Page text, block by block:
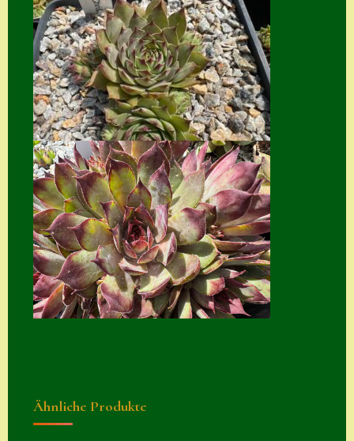
Kontakt
Mein Konto
Naturformen
S. x nixonii
Semps die ich
suche
Semps von A – Z
Shop
Suche
Sue Thomas
Translator
Ähnliche Produkte